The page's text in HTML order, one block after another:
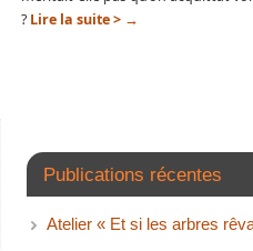
? Lire la suite > →
Publications récentes
Atelier « Et si les arbres